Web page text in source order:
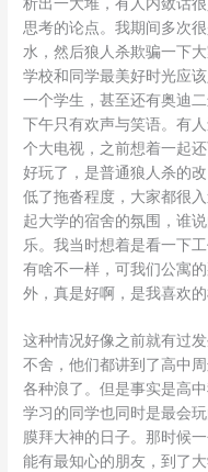
思考的论点。我期间多次
水，然后狼人杀欺骗一下
学校和同学最美好时光应
一个学生，甚至还有奥迪
下午只有欢声与笑语。有
个大电视，之前想着一起
好玩了，是普通狼人杀的
低了拖沓程度，大家都很
起大学的宿舍的氛围，谁
乐。我当时想着是看一下
有啥不一样，可我们公寓
外，真是好啊，是我喜欢的
这种情况好像之前就有过
不舍，他们都讲到了高中
各种浪了。但是事实是高
学习的同学也同时是最会
膜拜大神的日子。那时候
能有最知心的朋友，到了